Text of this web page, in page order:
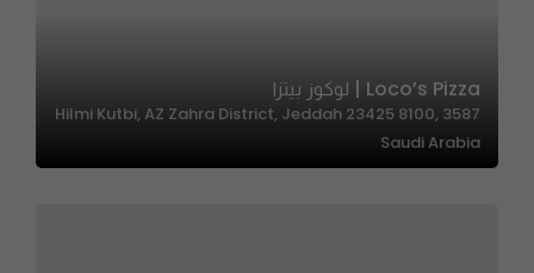
Loco’s Pizza | لوكوز بيتزا
3587 Hilmi Kutbi, AZ Zahra District, Jeddah 23425 8100,
Saudi Arabia